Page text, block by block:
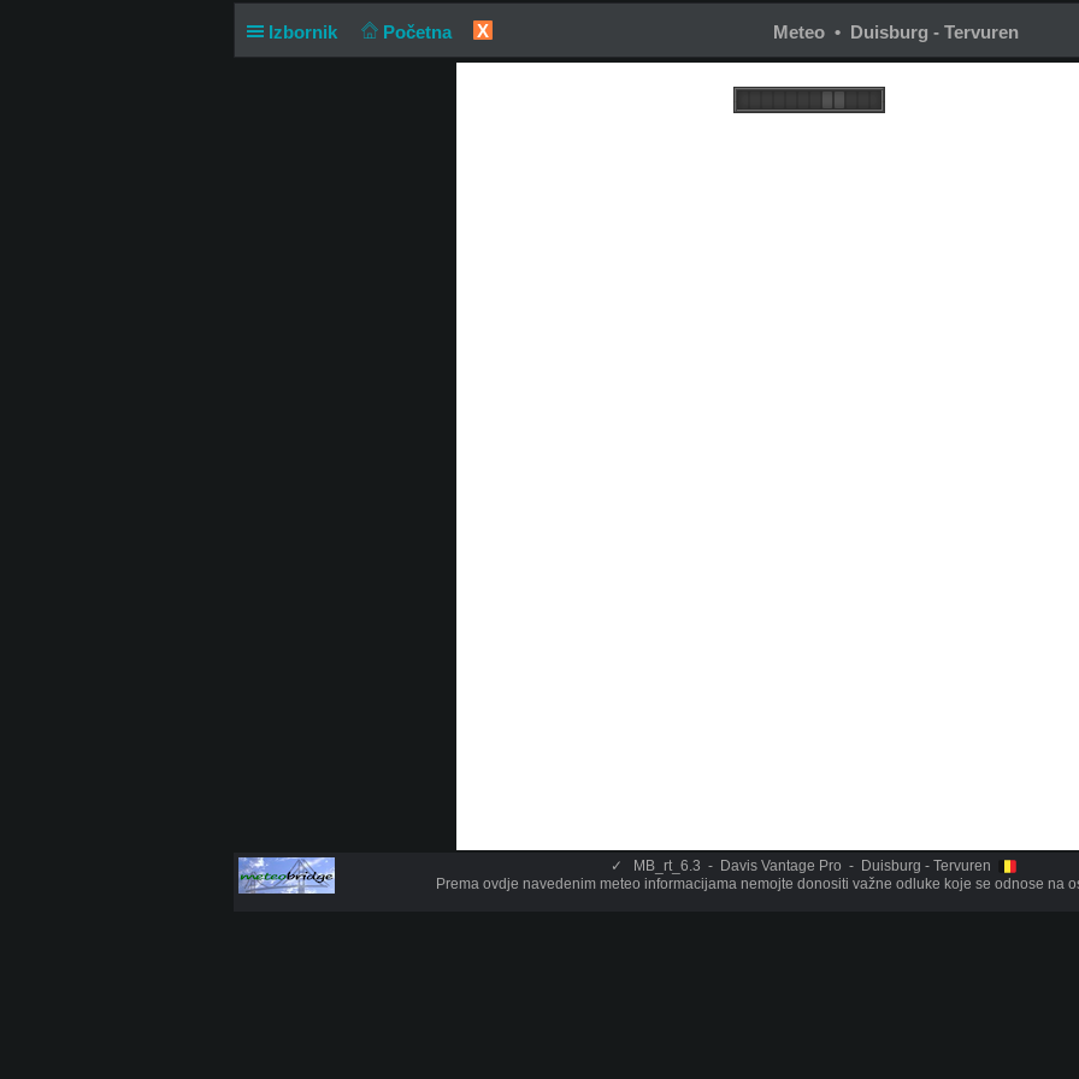
Izbornik Početna X Meteo • Duisburg - Tervuren
✓
MB_rt_6.3 - Davis Vantage Pro - Duisburg - Tervuren
Prema ovdje navedenim meteo informacijama nemojte donositi važne odluke koje se odnose na